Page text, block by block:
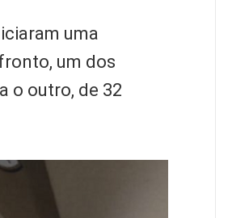
uma
um dos
o outro, de 32